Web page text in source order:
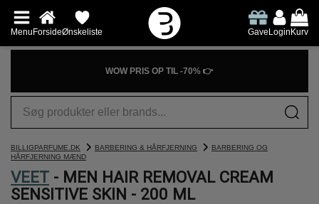
MenuForsideØnskeliste GaveLoginKurv
WOW PRIS OP TIL -70% 👉
BILLIGPARFUME.DK BARBERING & HÅRFJERNING
BARBERING OG
HÅRFJERNING MÆND
VEET - MEN HAIR REMOVAL CREAM
SENSITIVE SKIN - 200 ML